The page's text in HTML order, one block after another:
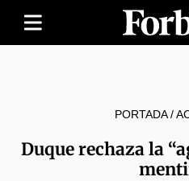
PORTADA/
Duque rechaza la